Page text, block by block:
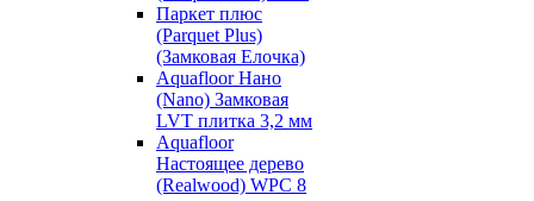
Паркет плюс
(Parquet Plus)
(Замковая Елочка)
Aquafloor Нано
(Nano) Замковая
LVT плитка 3,2 мм
Aquafloor
Настоящее дерево
(Realwood) WPC 8